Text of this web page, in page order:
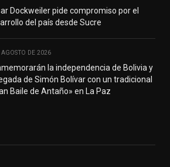
Dockweiler pide compromiso por el
del país desde Sucre
AGOSTO DE 2026
la independencia de Bolivia y
de Simón Bolívar con un tradicional
Baile de Antaño» en La Paz